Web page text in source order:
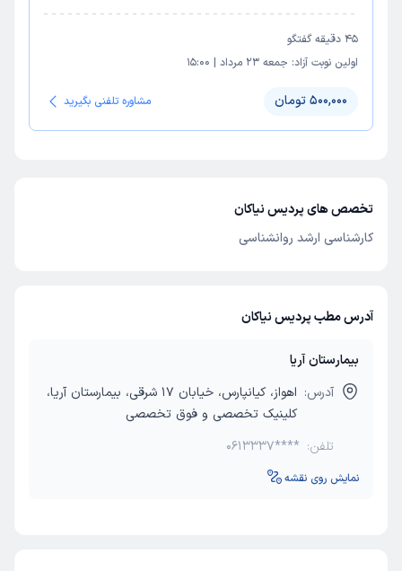
45 دقیقه گفتگو
اولین نوبت آزاد: جمعه 23 مرداد |
15:00
500,000 تومان مشاوره تلفنی بگیرید
تخصص های پردیس نیاکان
کارشناسی ارشد روانشناسی
آدرس مطب پردیس نیاکان
بیمارستان آریا
آدرس:
اهواز، کیانپارس، خیابان 17 شرقی، بیمارستان آریا،
کلینیک تخصصی و فوق تخصصی
تلفن: 0613337****
نمایش روی نقشه